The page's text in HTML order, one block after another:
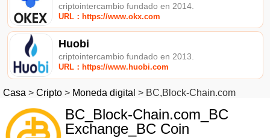
criptointercambio fundado en 2014.
URL：https://www.okx.com
Huobi
criptointercambio fundado en 2013.
URL：https://www.huobi.com
Casa > Cripto > Moneda digital > BC,Block-Chain.com
BC_Block-Chain.com_BC
Exchange_BC Coin